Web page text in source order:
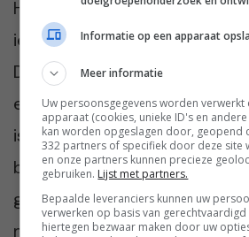
Hebben jullie een groot
iedereen ’s ochtends tegelijk
Dan heb je zeker een
een toilet in een aparte
is er voor een bad dan geen
badkamer voor jullie niet een
gehaast, maar juist voor
mag de wastafel best wat
Informatie op een apparaat
Meer informatie
Uw persoonsgegevens worden verwerkt
apparaat (cookies, unieke ID's en
kan worden opgeslagen door, geopend
332 partners of specifiek door deze site
en onze partners kunnen precieze
gebruiken. Lijst met partners.
Bepaalde leveranciers kunnen uw
verwerken op basis van gerechtvaardigd
hiertegen bezwaar maken door uw